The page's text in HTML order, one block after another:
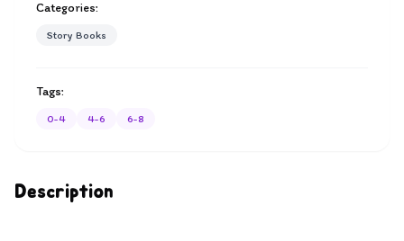
Description
Categories:
Story Books
Tags:
0-4 4-6 6-8